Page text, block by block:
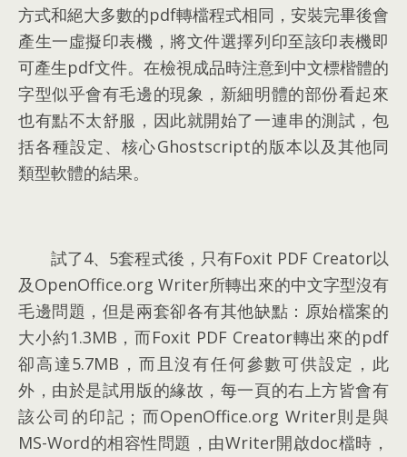
方式和絕大多數的pdf轉檔程式相同 ， 安裝完畢後會
產生一虛擬印表機 ， 將文件選擇列印至該印表機即
可產生pdf文件。 在檢視成品時注意到中文標楷體的
字型似乎會有毛邊的現象 ， 新細明體的部份看起來
也有點不太舒服 ， 因此就開始了一連串的測試 ，包
括各種設定 、核心Ghostscript的版本以及其他同
類型軟體的結果。
試了4、5套程式後 ， 只有Foxit PDF Creator以
及OpenOffice.org Writer所轉出來的中文字型沒有
毛邊問題 ， 但是兩套卻各有其他缺點 ： 原始檔案的
大小約1.3MB ，而Foxit PDF Creator轉出來的pdf
卻高達5.7MB ， 而且沒有任何參數可供設定 ， 此
外 ， 由於是試用版的緣故 ， 每一頁的右上方皆會有
該公司的印記 ； 而OpenOffice.org Writer則是與
MS-Word的相容性問題 ， 由Writer開啟doc檔時 ，